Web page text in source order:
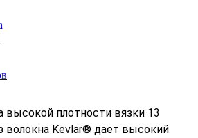
высокой плотности вязки 13
волокна Kevlar® дает высокий